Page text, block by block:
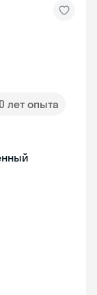
лет опыта